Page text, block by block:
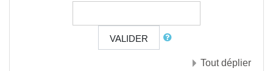
VALIDER
Tout déplier